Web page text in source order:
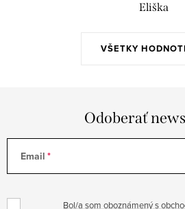
VŠETKY
Eliška
Odoberať
Email
Bol/a som oboznámený s